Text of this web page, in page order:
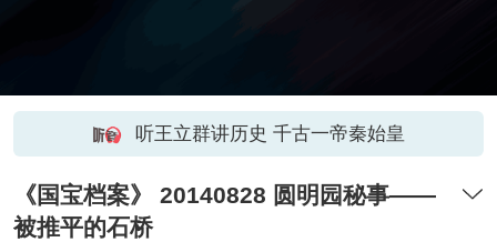
听王立群讲历史 千古一帝秦始皇
《国宝档案》 20140828 圆明园秘事——
被推平的石桥